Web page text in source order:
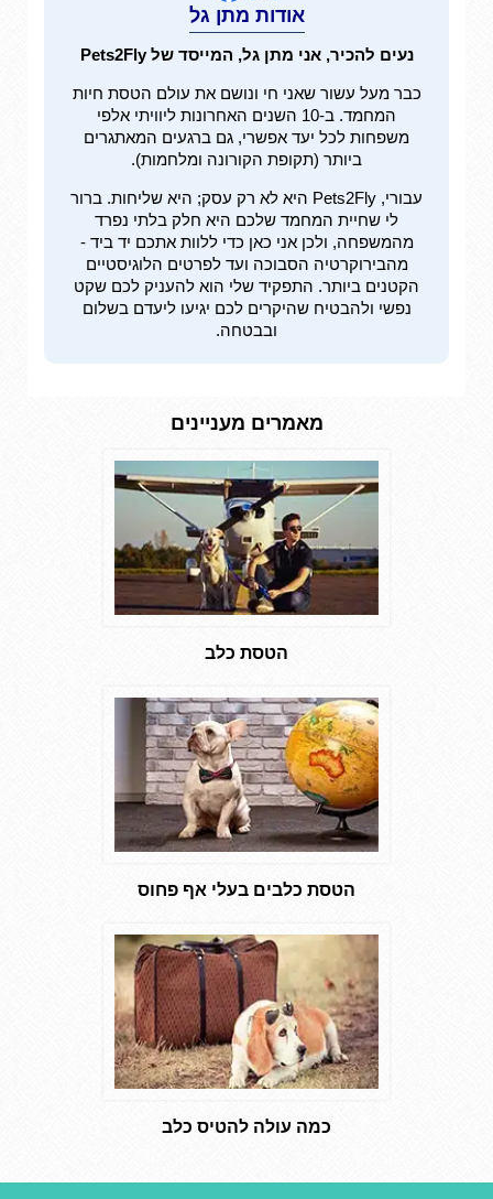
אודות מתן גל
נעים להכיר, אני מתן גל, המייסד של Pets2Fly
כבר מעל עשור שאני חי ונושם את עולם הטסת חיות
המחמד. ב-10 השנים האחרונות ליוויתי אלפי
משפחות לכל יעד אפשרי, גם ברגעים המאתגרים
ביותר (תקופת הקורונה ומלחמות).
עבורי, Pets2Fly היא לא רק עסק; היא שליחות. ברור
לי שחיית המחמד שלכם היא חלק בלתי נפרד
מהמשפחה, ולכן אני כאן כדי ללוות אתכם יד ביד -
מהבירוקרטיה הסבוכה ועד לפרטים הלוגיסטיים
הקטנים ביותר. התפקיד שלי הוא להעניק לכם שקט
נפשי ולהבטיח שהיקרים לכם יגיעו ליעדם בשלום
ובבטחה.
מאמרים מעניינים
הטסת כלב
הטסת כלבים בעלי אף פחוס
כמה עולה להטיס כלב